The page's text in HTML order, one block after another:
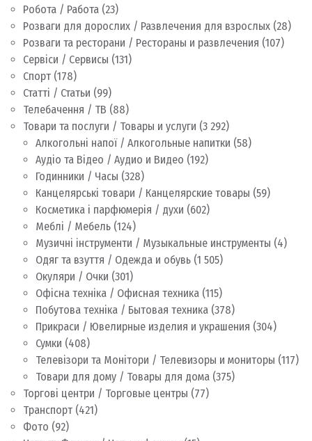
Робота / Работа (23)
Розваги для дорослих / Развлечения для взрослых (28)
Розваги та ресторани / Рестораны и развлечения (107)
Сервіси / Сервисы (131)
Спорт (178)
Статті / Статьи (99)
Телебачення / ТВ (88)
Товари та послуги / Товары и услуги (3 292)
Алкогольні напої / Алкогольные напитки (58)
Аудіо та Відео / Аудио и Видео (192)
Годинники / Часы (328)
Канцелярські товари / Канцелярские товары (59)
Косметика і парфюмерія / духи (602)
Меблі / Мебель (124)
Музичні інструменти / Музыкальные инструменты (4)
Одяг та взуття / Одежда и обувь (1 505)
Окуляри / Очки (301)
Офісна техніка / Офисная техника (115)
Побутова техніка / Бытовая техника (378)
Прикраси / Ювелирные изделия и украшения (304)
Сумки (408)
Телевізори та Монітори / Телевизоры и мониторы (117)
Товари для дому / Товары для дома (375)
Торгові центри / Торговые центры (77)
Транспорт (421)
Фото (92)